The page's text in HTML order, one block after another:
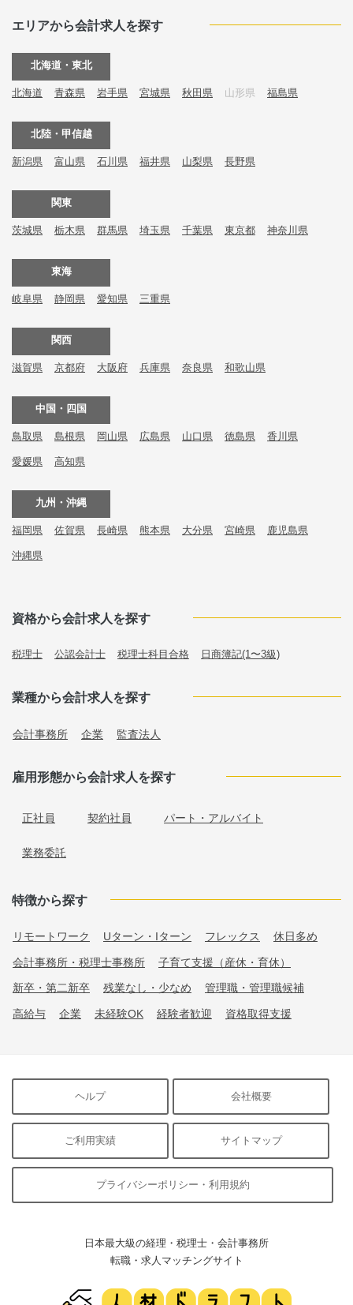
エリアから会計求人を探す
北海道・東北
北海道 青森県 岩手県 宮城県 秋田県 山形県 福島県
北陸・甲信越
新潟県 富山県 石川県 福井県 山梨県 長野県
関東
茨城県 栃木県 群馬県 埼玉県 千葉県 東京都 神奈川県
東海
岐阜県 静岡県 愛知県 三重県
関西
滋賀県 京都府 大阪府 兵庫県 奈良県 和歌山県
中国・四国
鳥取県 島根県 岡山県 広島県 山口県 徳島県 香川県
愛媛県 高知県
九州・沖縄
福岡県 佐賀県 長崎県 熊本県 大分県 宮崎県 鹿児島県
沖縄県
資格から会計求人を探す
税理士 公認会計士 税理士科目合格 日商簿記(1〜3級)
業種から会計求人を探す
会計事務所 企業 監査法人
雇用形態から会計求人を探す
正社員 契約社員 パート・アルバイト
業務委託
特徴から探す
リモートワーク Uターン・Iターン フレックス 休日多め
会計事務所・税理士事務所 子育て支援（産休・育休）
新卒・第二新卒 残業なし・少なめ 管理職・管理職候補
高給与 企業 未経験OK 経験者歓迎 資格取得支援
ヘルプ 会社概要
ご利用実績 サイトマップ
プライバシーポリシー・利用規約
日本最大級の経理・税理士・会計事務所
転職・求人マッチングサイト